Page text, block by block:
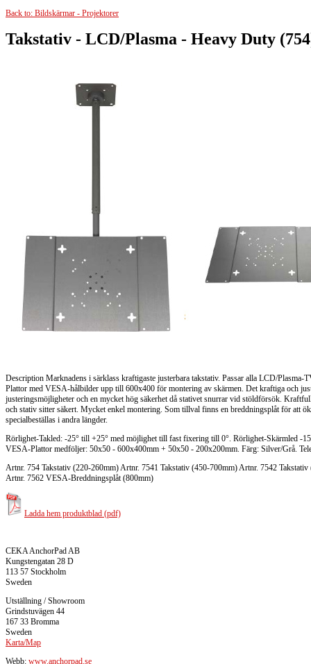
Back to: Bildskärmar - Projektorer
Takstativ - LCD/Plasma - Heavy Duty
Description Marknadens i särklass kraftigaste justerbara takstativ. Passar alla LCD/
Plattor med VESA-hålbilder upp till 600x400 för montering av skärmen. Det kraftiga och
justeringsmöjligheter och en mycket hög säkerhet då stativet snurrar vid stöldförsök.
och stativ sitter säkert. Mycket enkel montering. Som tillval finns en breddningsplåt för att
specialbeställas i andra längder.
Rörlighet-Takled: -25° till +25° med möjlighet till fast fixering till 0°. Rörlighet-Skärmled -
VESA-Plattor medföljer: 50x50 - 600x400mm + 50x50 - 200x200mm. Färg: Silver/Grå.
Artnr. 754 Takstativ (220-260mm) Artnr. 7541 Takstativ (450-700mm) Artnr. 7542
Artnr. 7562 VESA-Breddningsplåt (800mm)
Ladda hem produktblad (pdf)
CEKA AnchorPad AB
Kungstengatan 28 D
113 57 Stockholm
Sweden
Utställning / Showroom
Grindstuvägen 44
167 33 Bromma
Sweden
Karta/Map
Webb: www.anchorpad.se